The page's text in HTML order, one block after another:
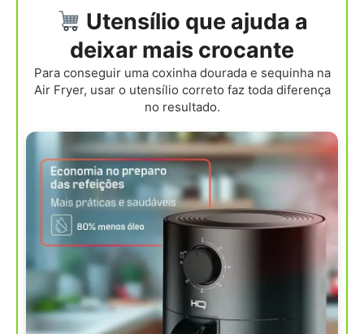
Utensílio que ajuda a
deixar mais crocante
Para conseguir uma coxinha dourada e sequinha na
Air Fryer, usar o utensílio correto faz toda diferença
no resultado.